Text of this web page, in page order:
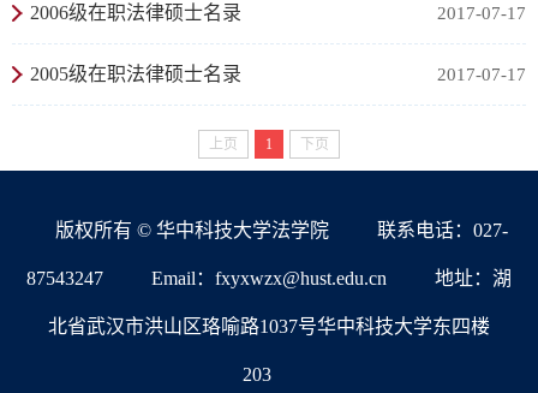
2006级在职法律硕士名录 2017-07-17
2005级在职法律硕士名录 2017-07-17
上页 1 下页
版权所有 © 华中科技大学法学院 联系电话：027-
87543247 Email：fxyxwzx@hust.edu.cn 地址：湖
北省武汉市洪山区珞喻路1037号华中科技大学东四楼
203